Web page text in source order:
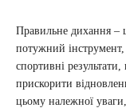
Правильне дихання –
потужний
спортивні
прискорити
цьому належної